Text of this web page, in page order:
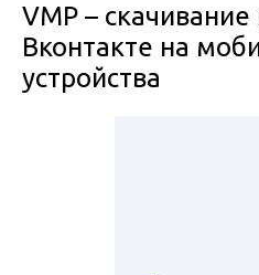
VMP –
Вконтакте на
устройства